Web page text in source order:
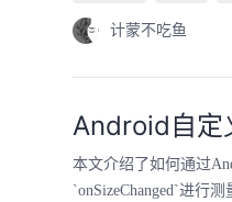
计蒙不吃鱼
Android自定
本文介绍了如何通过
`onSizeChanged`进行